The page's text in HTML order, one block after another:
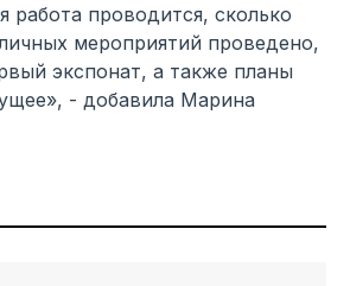
работа проводится, сколько
мероприятий проведено,
экспонат, а также планы
- добавила Марина